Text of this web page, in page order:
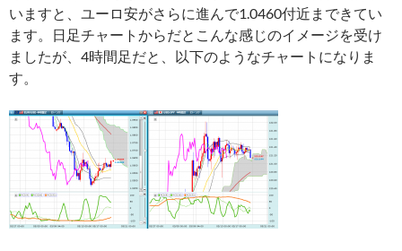
いますと、ユーロ安がさらに進んで1.0460付近まできてい
ます。日足チャートからだとこんな感じのイメージを受け
ましたが、4時間足だと、以下のようなチャートになりま
す。